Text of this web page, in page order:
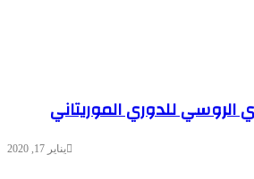
الروسي للدوري الموريتاني
يناير 17, 2020